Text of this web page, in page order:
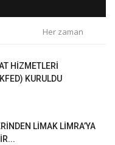
Her zaman
HİZMETLERİ
KURULDU
LİMAK LİMRA’YA